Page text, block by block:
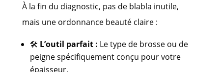
À la fin du diagnostic, pas de blabla inutile,
mais une ordonnance beauté claire :
🛠 L’outil parfait : Le type de brosse ou de
peigne spécifiquement conçu pour votre
épaisseur.